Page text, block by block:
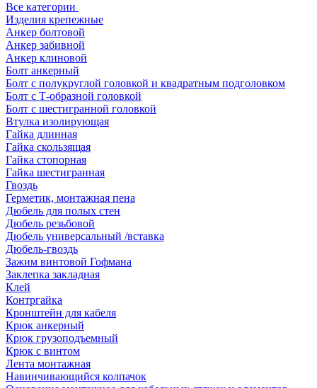
Все категории
Изделия крепежные
Анкер болтовой
Анкер забивной
Анкер клиновой
Болт анкерный
Болт с полукруглой головкой и квадратным подголовком
Болт с Т-образной головкой
Болт с шестигранной головкой
Втулка изолирующая
Гайка длинная
Гайка скользящая
Гайка стопорная
Гайка шестигранная
Гвоздь
Герметик, монтажная пена
Дюбель для полых стен
Дюбель резьбовой
Дюбель универсальный /вставка
Дюбель-гвоздь
Зажим винтовой Гофмана
Заклепка закладная
Клей
Контргайка
Кронштейн для кабеля
Крюк анкерный
Крюк грузоподъемный
Крюк с винтом
Лента монтажная
Навинчивающийся колпачок